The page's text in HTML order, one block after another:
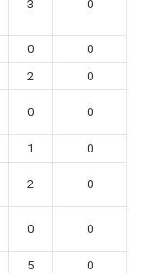
3 0
0
0
2 0
0 0
1 0
2 0
0 0
5 0